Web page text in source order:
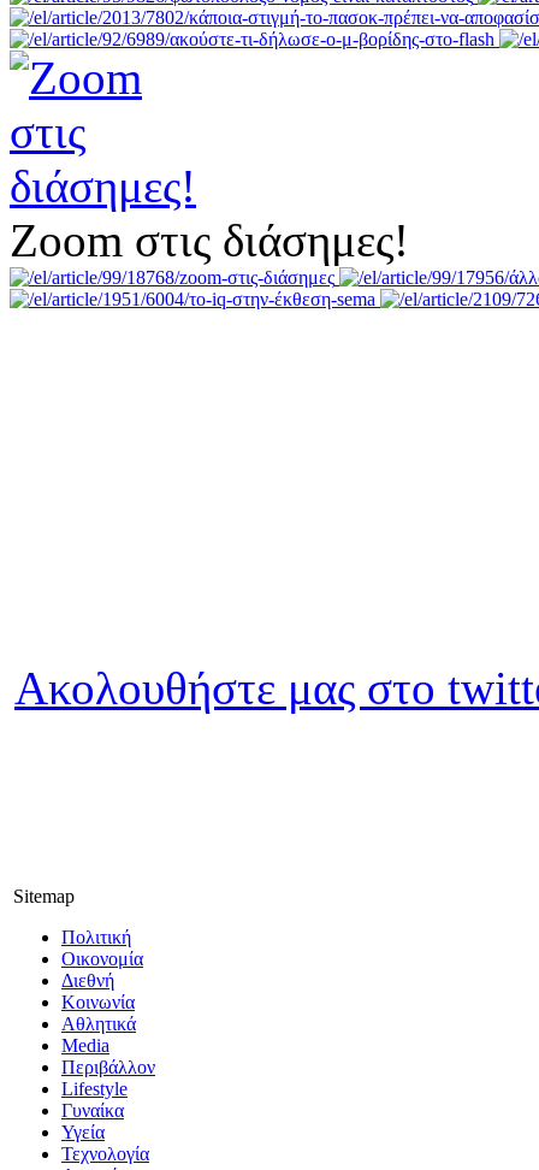
Zoom στις διάσημες!
Ακολουθήστε μας στο
Sitemap
Πολιτική
Οικονομία
Διεθνή
Κοινωνία
Αθλητικά
Media
Περιβάλλον
Lifestyle
Γυναίκα
Υγεία
Τεχνολογία